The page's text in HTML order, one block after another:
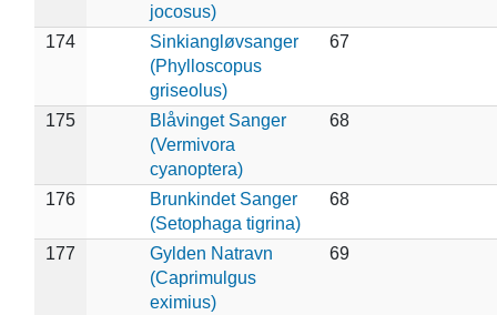
jocosus)
174
Sinkiangløvsanger
(Phylloscopus
griseolus)
67
175
Blåvinget Sanger
(Vermivora
cyanoptera)
68
176
Brunkindet Sanger
(Setophaga tigrina)
68
177
Gylden Natravn
(Caprimulgus
eximius)
69